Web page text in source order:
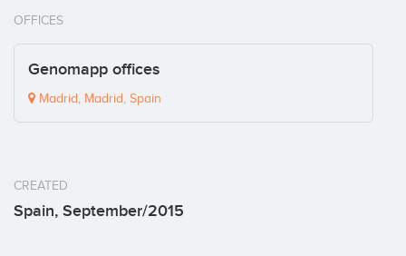
OFFICES
Genomapp offices
Madrid, Madrid, Spain
CREATED
Spain, September/2015